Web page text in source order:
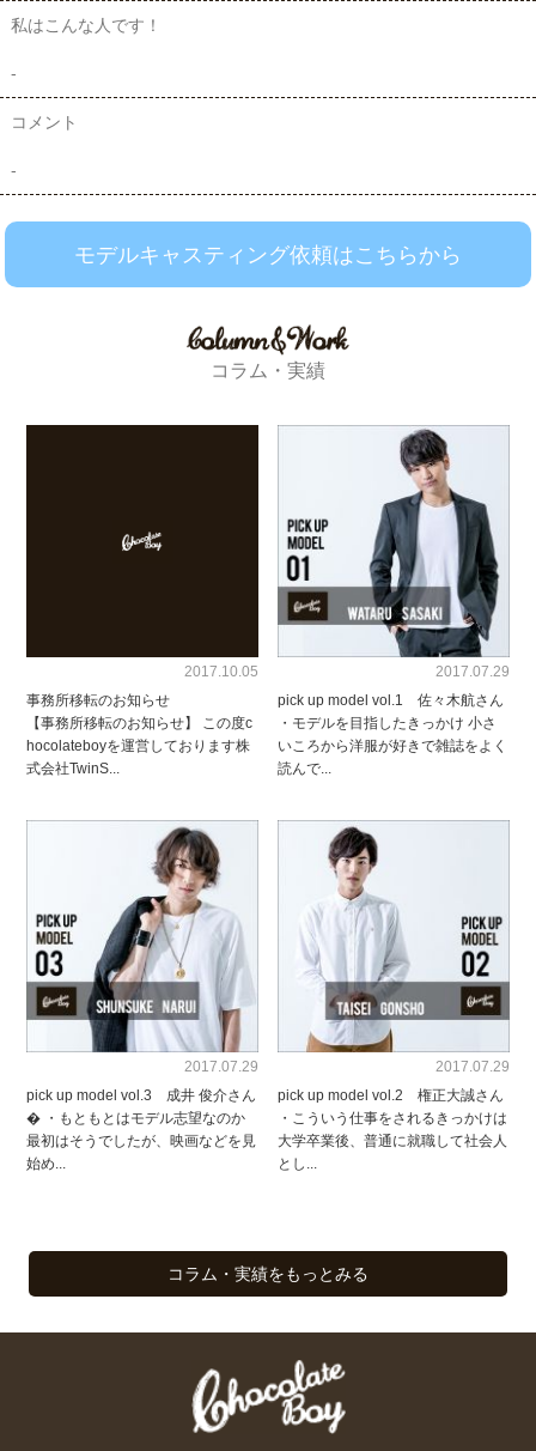
私はこんな人です！
-
コメント
-
モデルキャスティング依頼はこちらから
コラム・実績
2017.10.05
事務所移転のお知らせ
【事務所移転のお知らせ】 この度c
hocolateboyを運営しております株
式会社TwinS...
2017.07.29
pick up model vol.1 佐々木航さん
・モデルを目指したきっかけ 小さ
いころから洋服が好きで雑誌をよく
読んで...
2017.07.29
pick up model vol.3 成井 俊介さん
� ・もともとはモデル志望なのか
最初はそうでしたが、映画などを見
始め...
2017.07.29
pick up model vol.2 権正大誠さん
・こういう仕事をされるきっかけは
大学卒業後、普通に就職して社会人
とし...
コラム・実績をもっとみる